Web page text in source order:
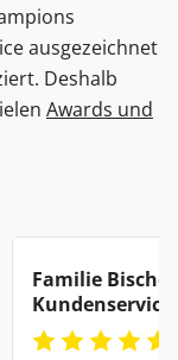
ausgezeichnet
Deshalb
Awards und
Familie Bischof
Kundenservice